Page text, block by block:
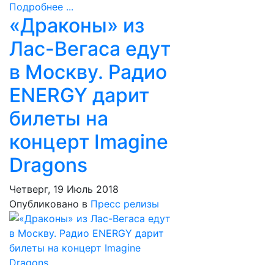
Подробнее ...
«Драконы» из
Лас-Вегаса едут
в Москву. Радио
ENERGY дарит
билеты на
концерт Imagine
Dragons
Четверг, 19 Июль 2018
Опубликовано в Пресс релизы